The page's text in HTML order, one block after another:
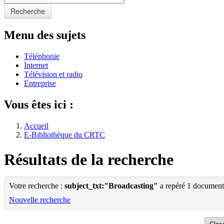
Recherche
Menu des sujets
Téléphonie
Internet
Télévision et radio
Entreprise
Vous êtes ici :
Accueil
E-Bibliothèque du CRTC
Résultats de la recherche
Votre recherche : subject_txt:"Broadcasting" a repéré 1
Nouvelle recherche